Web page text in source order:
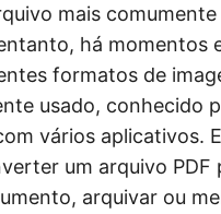
mais
há momentos
formatos de
usado, conhecido
vários aplicativos.
um arquivo PDF
arquivar ou